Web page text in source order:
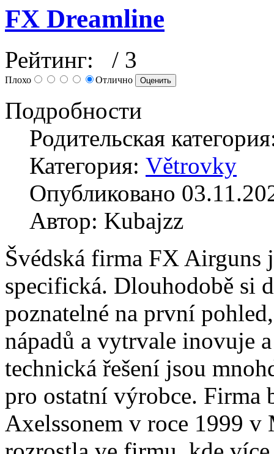
FX Dreamline
Рейтинг: / 3
Плохо Отлично
Подробности
Родительская
Категория: Větrovky
Опубликовано
Автор: Kubajzz
Švédská firma FX Airguns
specifická. Dlouhodobě si
poznatelné na první
nápadů a vytrvale inovuje
technická řešení jsou
pro ostatní výrobce. Firma
Axelssonem v roce 1999 v